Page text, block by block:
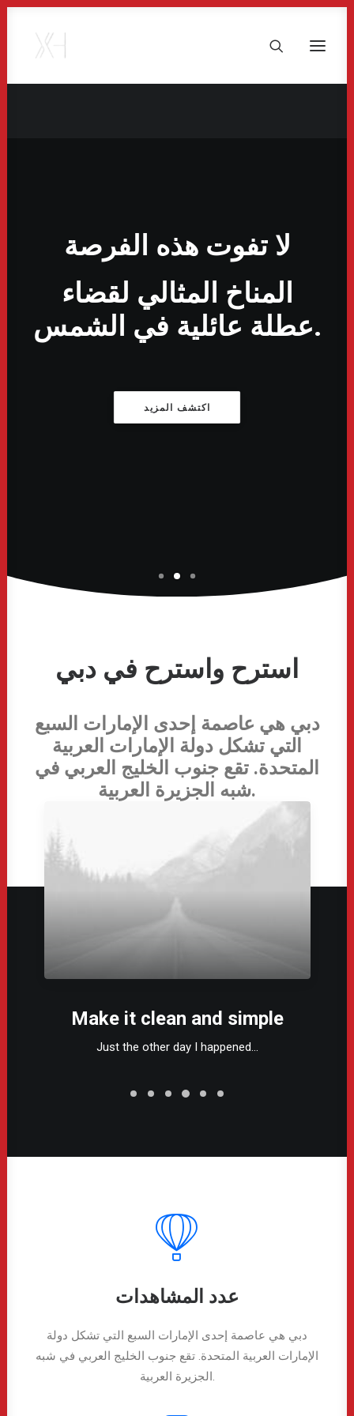
لا تفوت هذه الفرصة
المناخ المثالي لقضاء
عطلة عائلية في الشمس.
اكتشف المزيد
استرح واسترح في دبي
دبي هي عاصمة إحدى الإمارات السبع
التي تشكل دولة الإمارات العربية
المتحدة. تقع جنوب الخليج العربي في
شبه الجزيرة العربية.
Make it clean and simple
Just the other day I happened…
عدد المشاهدات
دبي هي عاصمة إحدى الإمارات السبع التي تشكل دولة
الإمارات العربية المتحدة. تقع جنوب الخليج العربي في شبه
الجزيرة العربية.